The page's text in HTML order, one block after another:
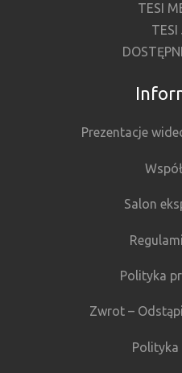
TESI
TESI
Prezentacje
Salon
Polityka
Zwrot –
Polityka